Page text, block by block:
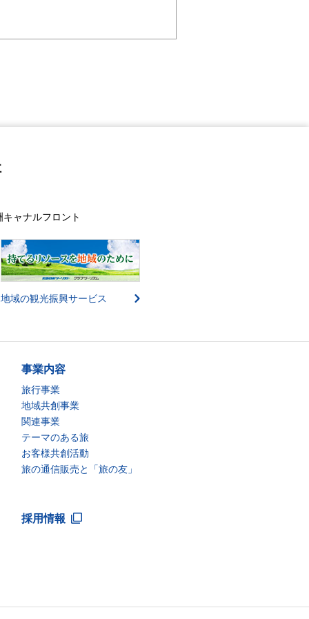
ャナルフロント
地域の観光振興サービス
事業内容
旅行事業
地域共創事業
関連事業
テーマのある旅
お客様共創活動
旅の通信販売と「旅の友」
採用情報